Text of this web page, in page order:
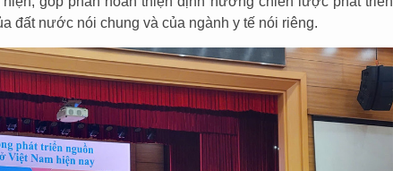
đất nước nói chung và của ngành y tế nói riêng.